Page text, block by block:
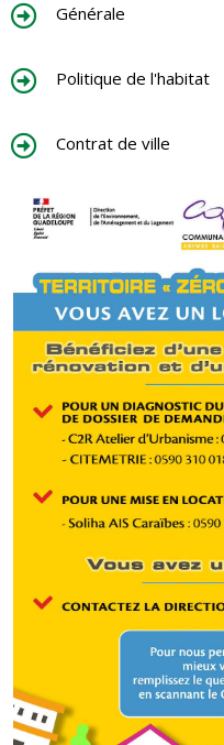
Générale
Politique de l'habitat
Contrat de ville